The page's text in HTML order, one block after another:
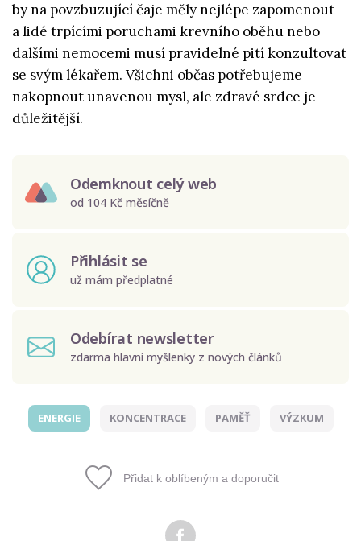
by na povzbuzující čaje měly nejlépe zapomenout
a lidé trpícími poruchami krevního oběhu nebo
dalšími nemocemi musí pravidelné pití konzultovat
se svým lékařem. Všichni občas potřebujeme
nakopnout unavenou mysl, ale zdravé srdce je
důležitější.
Odemknout celý web
od 104 Kč měsíčně
Přihlásit se
už mám předplatné
Odebírat newsletter
zdarma hlavní myšlenky z nových článků
Zadáním e-mailu souhlasíte se zpracováním osobních
ENERGIE KONCENTRACE PAMĚŤ VÝZKUM
Přidat k oblíbeným a doporučit